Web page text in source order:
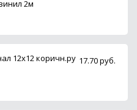
2м
12х12 коричн.ру 17.70 руб.